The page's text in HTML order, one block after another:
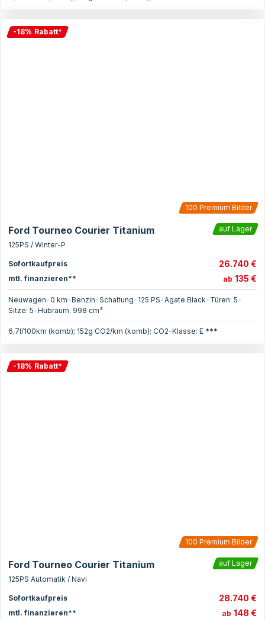
-18% Rabatt*
100 Premium Bilder
Ford Tourneo Courier Titanium
auf Lager
125PS / Winter-P
Sofortkaufpreis 26.740 €
mtl. finanzieren** ab 135 €
Neuwagen•0 km•Benzin•Schaltung• 125 PS•Agate Black• Türen: 5•
Sitze: 5•Hubraum: 998 cm³
6,7l/100km (komb); 152g CO2/km (komb); CO2-Klasse: E ***
-18% Rabatt*
100 Premium Bilder
Ford Tourneo Courier Titanium
auf Lager
125PS Automatik / Navi
Sofortkaufpreis 28.740 €
mtl. finanzieren** ab 148 €